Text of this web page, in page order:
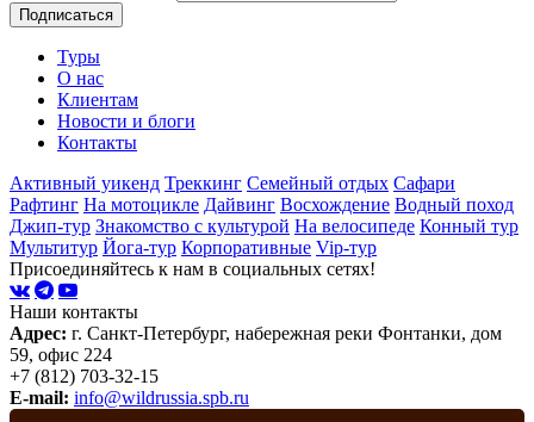
Туры
О нас
Клиентам
Новости и блоги
Контакты
Активный уикенд Треккинг Семейный отдых Сафари
Рафтинг На мотоцикле Дайвинг Восхождение Водный поход
Джип-тур Знакомство с культурой На велосипеде Конный тур
Мультитур Йога-тур Корпоративные Vip-тур
Присоединяйтесь к нам в социальных сетях!
Наши контакты
Адрес: г. Санкт-Петербург, набережная реки Фонтанки, дом
59, офис 224
+7 (812) 703-32-15
E-mail: info@wildrussia.spb.ru